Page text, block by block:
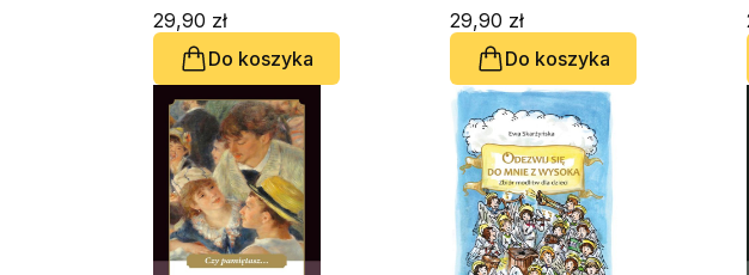
29,90 zł
Do koszyka
29,90 zł
Do koszyka